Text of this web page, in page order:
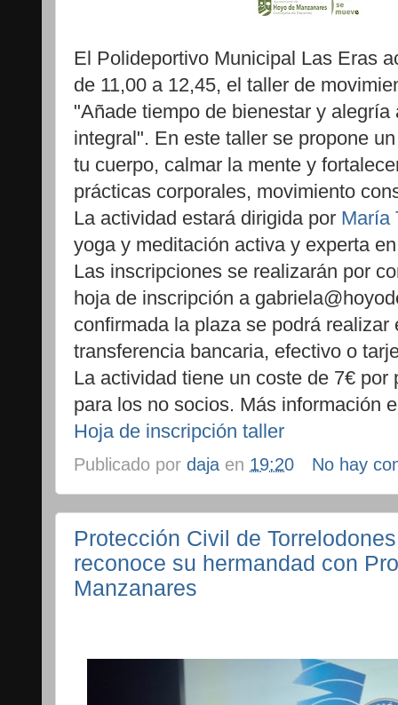
El Polideportivo Municipal Las Eras
de 11,00 a 12,45, el taller de
"Añade tiempo de bienestar y
integral". En este taller se propone
tu cuerpo, calmar la mente y
prácticas corporales, movimiento
La actividad estará dirigida por María
yoga y meditación activa y experta
Las inscripciones se realizarán por
hoja de inscripción a
confirmada la plaza se podrá
transferencia bancaria, efectivo o
La actividad tiene un coste de 7€
para los no socios. Más información
Hoja de inscripción taller
Publicado por daja en 19:20 No hay
Protección Civil de
reconoce su hermandad con
Manzanares